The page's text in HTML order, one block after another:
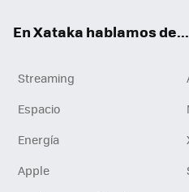
En Xataka hablamos de...
Streaming
Espacio
Energía
Apple